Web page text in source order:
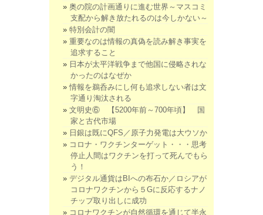
奥の院の計画通りに進む世界～マスコミ
支配から解き放たれるのは今しかない～
特別会計の闇
重要なのは情報の真偽を読み解き事実を
追求すること
日本が太平洋戦争まで他国に侵略されな
かったのはなぜか
情報を鵜呑みにし何も追求しない者は文
字通り淘汰される
文明史⑥ 【5200年前～700年頃】 国
家と古代市場
日銀は既にQFS／原子力発電は大ウソか
コロナ・ワクチンターゲット・・・思考
停止人間はワクチンを打って死んでもら
う！
デジタル通貨はBIへの布石か／ロシアが
コロナワクチンから５Gに反応するナノ
チップ取り出しに成功
コロナワクチンが自然循環を通じて半永